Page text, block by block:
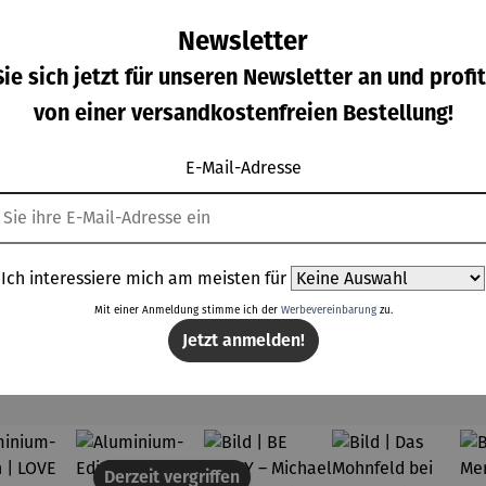
Rich
–
midt
Aluminium
MY LIFE
(2025) –
Michael
Pfannsch
midt
Bild | BE
Michael
Pfannsch
Gemälde
en-Zyklus
Munch
Topseller der Kategorie Kunst
Derzeit vergriffen
Newsletter
sich jetzt für unseren Newsletter an und
von einer versandkostenfreien Bestellung!
E-Mail-Adresse
Ich interessiere mich am meisten für
Mit einer Anmeldung stimme ich der Werbevereinbarungzu.
Jetzt anmelden!